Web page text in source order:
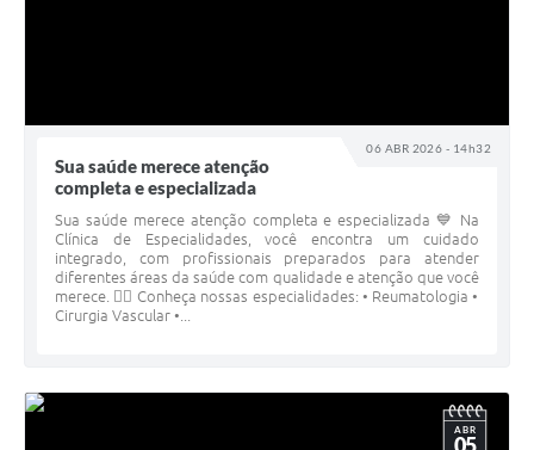
06 ABR 2026 - 14h32
Sua saúde merece atenção
completa e especializada
Sua saúde merece atenção completa e especializada 💙 Na
Clínica de Especialidades, você encontra um cuidado
integrado, com profissionais preparados para atender
diferentes áreas da saúde com qualidade e atenção que você
merece. 👩‍⚕️ Conheça nossas especialidades: • Reumatologia •
Cirurgia Vascular •...
ABR